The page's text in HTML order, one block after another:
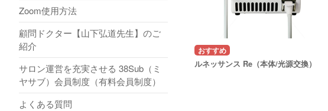
ルネッサンス Re（本体/光源交換）
Zoom使用方法
顧問ドクター【山下弘道先生】のご
紹介
サロン運営を充実させる 38Sub（ミ
ヤサブ）会員制度（有料会員制度）
よくある質問